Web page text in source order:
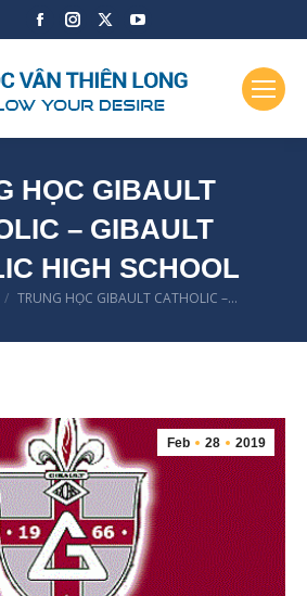
Facebook
opens
in
Instagram
opens
in
opens
in
YouTube
opens
in
HỌC GIBAULT
– GIBAULT
HIGH SCHOOL
TRUNG HỌC GIBAULT CATHOLIC –…
Feb 28 2019